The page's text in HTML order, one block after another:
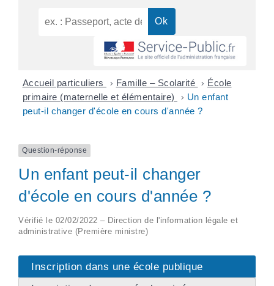
Accueil particuliers > Famille – Scolarité > École
primaire (maternelle et élémentaire)
> Un enfant
peut-il changer d'école en cours d'année ?
Question-réponse
Un enfant peut-il changer
d'école en cours d'année ?
Vérifié le 02/02/2022 – Direction de l'information légale et
administrative (Première ministre)
Inscription dans une école publique